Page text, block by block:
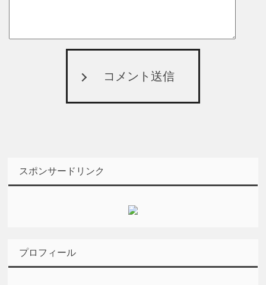
コメント送信
スポンサードリンク
プロフィール